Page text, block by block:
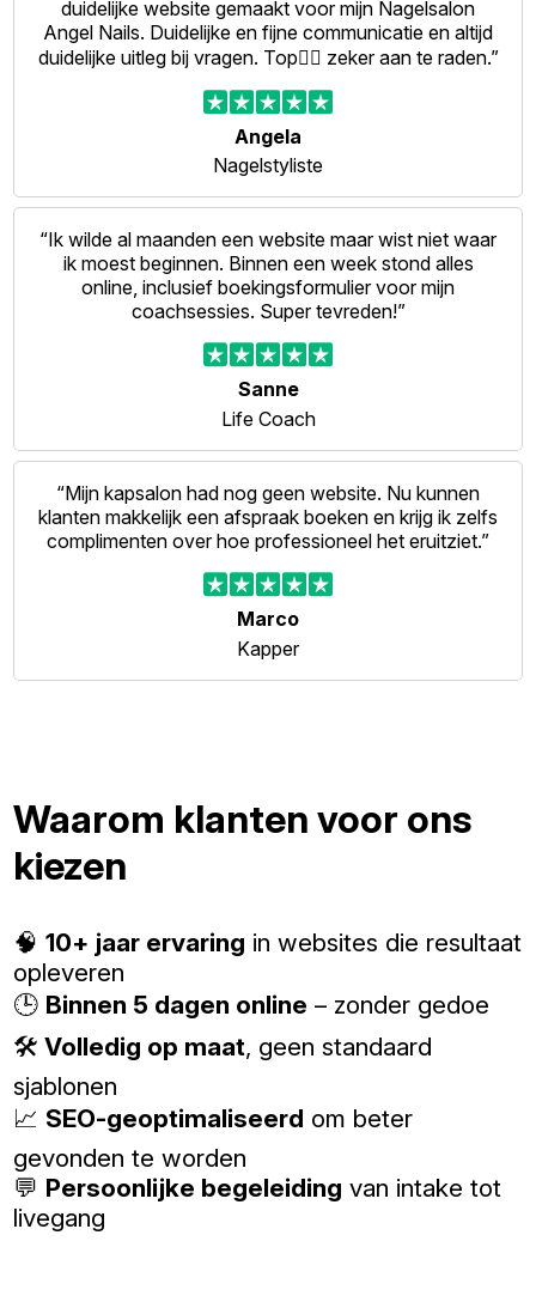
duidelijke website gemaakt voor mijn Nagelsalon
Angel Nails. Duidelijke en fijne communicatie en altijd
duidelijke uitleg bij vragen. Top👍🏻 zeker aan te raden.”
Angela
Nagelstyliste
“Ik wilde al maanden een website maar wist niet waar
ik moest beginnen. Binnen een week stond alles
online, inclusief boekingsformulier voor mijn
coachsessies. Super tevreden!”
Sanne
Life Coach
“Mijn kapsalon had nog geen website. Nu kunnen
klanten makkelijk een afspraak boeken en krijg ik zelfs
complimenten over hoe professioneel het eruitziet.”
Marco
Kapper
Waarom klanten voor ons
kiezen
🧠10+ jaar ervaring in websites die resultaat
opleveren
🕒 Binnen 5 dagen online – zonder gedoe
🛠️Volledig op maat, geen standaard
sjablonen
📈 SEO-geoptimaliseerd om beter
gevonden te worden
💬 Persoonlijke begeleiding van intake tot
livegang